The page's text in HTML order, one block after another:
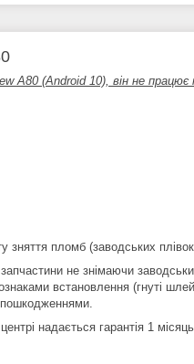
A80 (Android 10), він не працює
зняття пломб (заводських
не знімаючи
встановлення (гнуті
пошкодженнями.
надається гарантія 1